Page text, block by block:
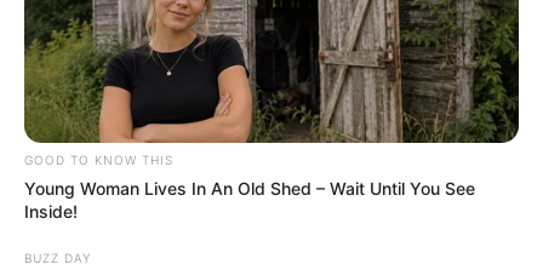
adolescentes de todo o Brasil numa empresa sediada em Moscou
— ainda com o mesmo computador.
GOOD TO KNOW THIS
Young Woman Lives In An Old Shed – Wait Until You See
Inside!
BUZZ DAY